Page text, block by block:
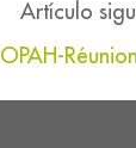
Artículo
OPAH-